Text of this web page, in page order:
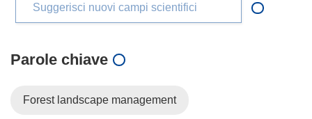
Suggerisci nuovi campi scientifici
Parole chiave
Forest landscape management